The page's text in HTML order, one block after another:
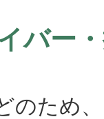
バー
のため